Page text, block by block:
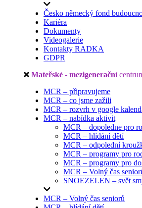
Česko německý fond
Kariéra
Dokumenty
Videogalerie
Kontakty RADKA
GDPR
Mateřské - mezigenerační
MCR – připravujeme
MCR – co jsme zažili
MCR – rozvrh v google
MCR – nabídka aktivit
MCR – dopoledne pro
MCR – hlídání dětí
MCR – odpolední
MCR – programy pro
MCR – programy pro
MCR – Volný čas
SNOEZELEN – svět
MCR – Volný čas seniorů